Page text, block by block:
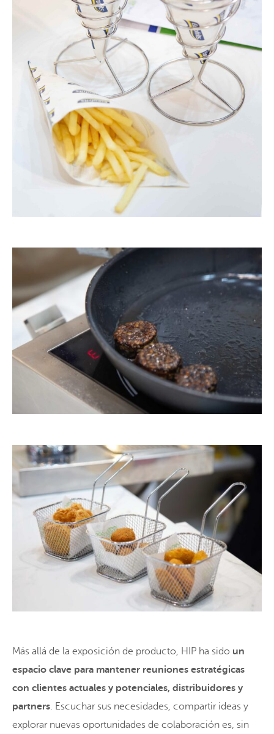
Más allá de la exposición de producto, HIP ha sido un
espacio clave para mantener reuniones estratégicas
con clientes actuales y potenciales, distribuidores y
partners. Escuchar sus necesidades, compartir ideas y
explorar nuevas oportunidades de colaboración es, sin